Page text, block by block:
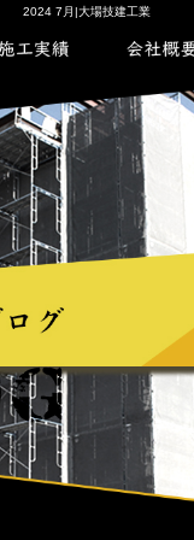
2024 7月|大場技建工業